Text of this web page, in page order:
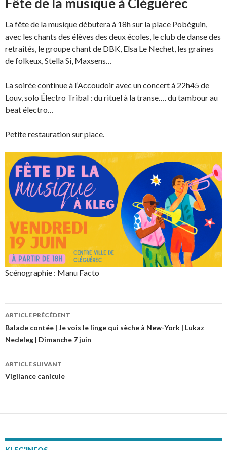
La fête de la musique débutera à 18h sur la place Pobéguin,
avec les chants des élèves des deux écoles, le club de danse des
retraités, le groupe chant de DBK, Elsa Le Nechet, les graines
de folkeux, Stella Si, Maxsens…
La soirée continue à l’Accoudoir avec un concert à 22h45 de
Louv, solo Électro Tribal : du rituel à la transe…. du tambour au
beat électro…
Petite restauration sur place.
Scénographie : Manu Facto
Navigation
des
articles
ARTICLE PRÉCÉDENT
Balade contée | Je vois le linge qui sèche à New-York | Lukaz
Nedeleg | Dimanche 7 juin
ARTICLE SUIVANT
Vigilance canicule